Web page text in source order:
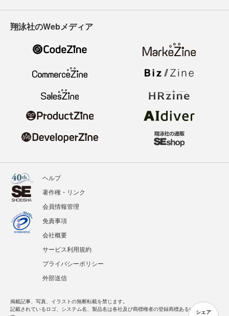
シェア
翔泳社のWebメディア
ヘルプ
著作権・リンク
会員情報管理
免責事項
会社概要
サービス利用規約
プライバシーポリシー
外部送信
掲載記事、写真、イラストの無断転載を禁じます。
記載されているロゴ、システム名、製品名は各社及び商標権者の登録商標あるいは商標で